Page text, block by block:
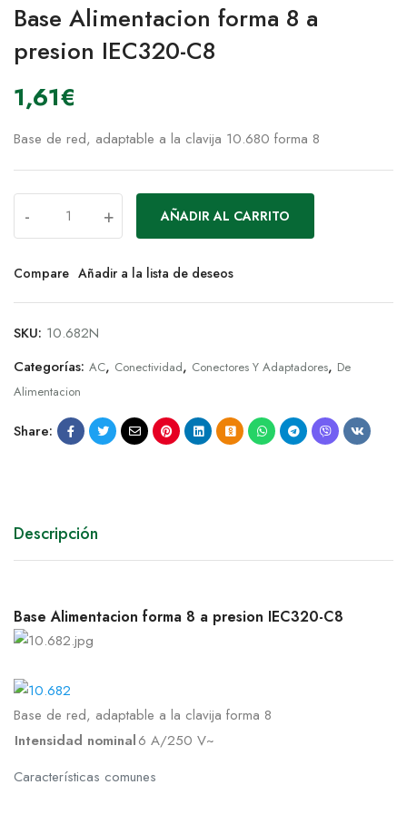
Base Alimentacion forma 8 a
presion IEC320-C8
1,61€
Base de red, adaptable a la clavija 10.680 forma 8
- + AÑADIR AL CARRITO
Compare Añadir a la lista de deseos
SKU: 10.682N
Categorías: AC, Conectividad, Conectores Y Adaptadores, De
Alimentacion
Share:
Descripción
Base Alimentacion forma 8 a presion IEC320-C8
Base de red, adaptable a la clavija forma 8
Características comunes
Intensidad nominal6 A/250 V~